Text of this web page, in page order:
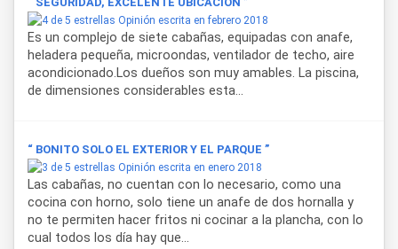
Opinión escrita en febrero 2018
Es un complejo de siete cabañas, equipadas con anafe,
heladera pequeña, microondas, ventilador de techo, aire
acondicionado.Los dueños son muy amables. La piscina,
de dimensiones considerables esta...
“ BONITO SOLO EL EXTERIOR Y EL PARQUE ”
Opinión escrita en enero 2018
Las cabañas, no cuentan con lo necesario, como una
cocina con horno, solo tiene un anafe de dos hornalla y
no te permiten hacer fritos ni cocinar a la plancha, con lo
cual todos los día hay que...